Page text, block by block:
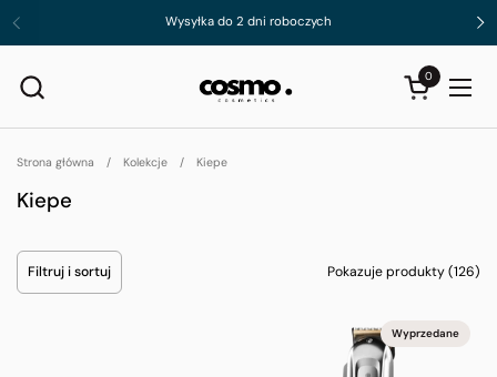
Poprzednie
Wysyłka do 2 dni roboczych
Otwórz koszyk
0
Strona główna / Kolekcje / Kiepe
Kiepe
Filtruj i sortuj Pokazuje produkty (126)
Wyprzedane